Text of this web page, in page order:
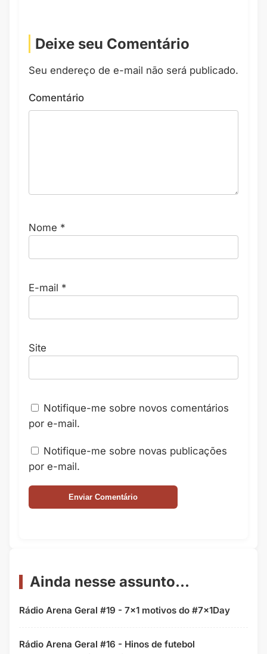
Deixe seu Comentário
Seu endereço de e-mail não será publicado.
Comentário
Nome *
E-mail *
Site
Notifique-me sobre novos comentários
por e-mail.
Notifique-me sobre novas publicações
por e-mail.
Ainda nesse assunto...
Rádio Arena Geral #19 - 7x1 motivos do #7x1Day
Rádio Arena Geral #16 - Hinos de futebol